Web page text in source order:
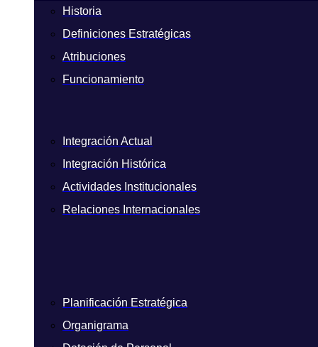
Historia
Definiciones Estratégicas
Atribuciones
Funcionamiento
Integración Actual
Integración Histórica
Actividades Institucionales
Relaciones Internacionales
Planificación Estratégica
Organigrama